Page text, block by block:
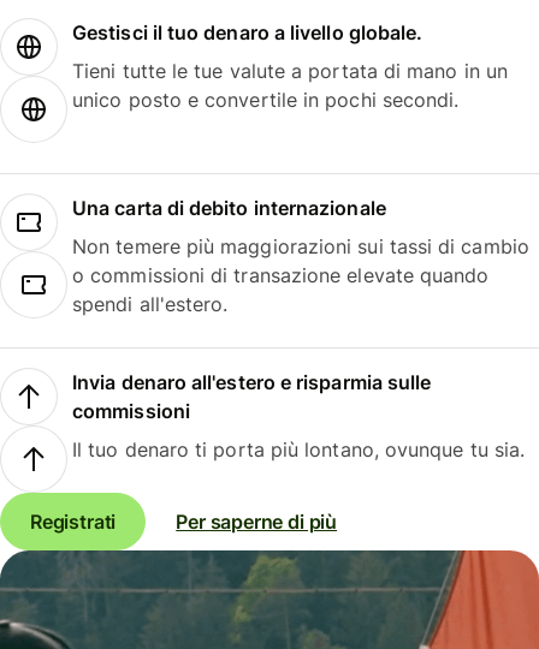
Gestisci il tuo denaro a livello globale.
Tieni tutte le tue valute a portata di mano in un
unico posto e convertile in pochi secondi.
Una carta di debito internazionale
Non temere più maggiorazioni sui tassi di cambio
o commissioni di transazione elevate quando
spendi all'estero.
Invia denaro all'estero e risparmia sulle
commissioni
Il tuo denaro ti porta più lontano, ovunque tu sia.
Registrati Per saperne di più